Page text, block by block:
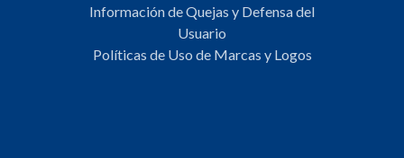
Información de Quejas y Defensa del
Usuario
Políticas de Uso de Marcas y Logos